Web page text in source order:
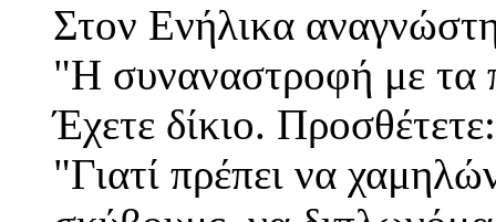
Στον Ενήλικα
"Η συναναστροφή με τα
Έχετε δίκιο. Προσθέτετε:
"Γιατί πρέπει να